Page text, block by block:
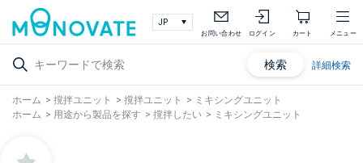
お問い合わせ ログイン カート メニュー
検索 詳細検索
ホーム > 撹拌ユニット > 撹拌ユニット > ミキシングユニット
ホーム > 用途から製品を探す > 撹拌したい > ミキシングユニット